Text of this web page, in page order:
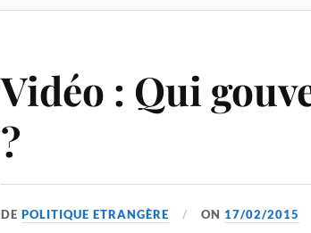
Vidéo : Qui
?
DEPOLITIQUE ETRANGÈRE ON 17/02/2015